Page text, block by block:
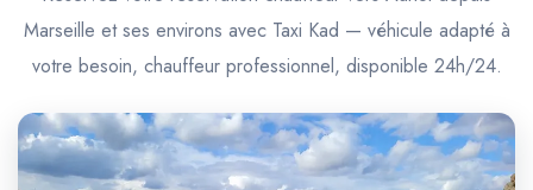
Trajet Longue Distance
Marseille et ses environs avec Taxi Kad — véhicule adapté à
votre besoin, chauffeur professionnel, disponible 24h/24.